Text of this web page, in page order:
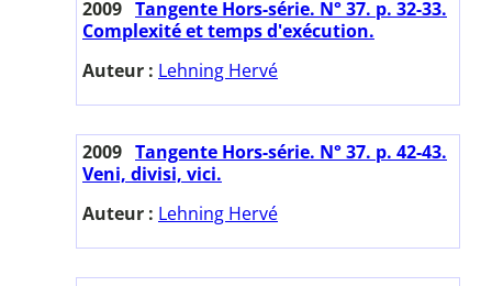
2009 Tangente Hors-série. N° 37. p. 32-33.
Complexité et temps d'exécution.
Auteur : Lehning Hervé
2009 Tangente Hors-série. N° 37. p. 42-43.
Veni, divisi, vici.
Auteur : Lehning Hervé